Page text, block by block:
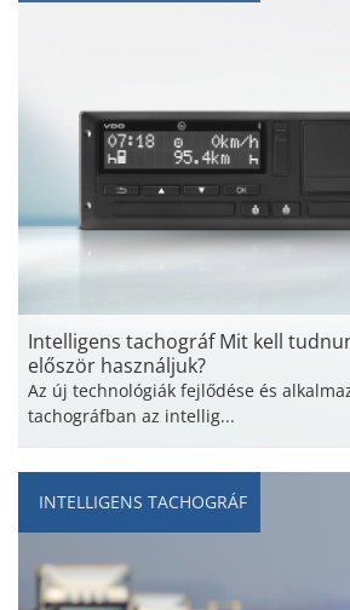
Intelligens tachográf Mit kell tudnunk, ha
először használjuk?
Az új technológiák fejlődése és
tachográfban az intellig...
INTELLIGENS TACHOGRÁF